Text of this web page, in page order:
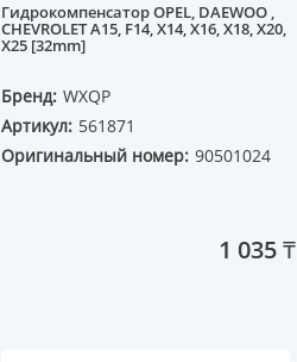
Гидрокомпенсатор OPEL, DAEWOO ,
CHEVROLET A15, F14, X14, X16, X18, X20,
X25 [32mm]
Бренд: WXQP
Артикул: 561871
Оригинальный номер: 90501024
1 035 ₸